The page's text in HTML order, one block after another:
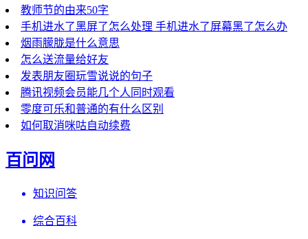
教师节的由来50字
手机进水了黑屏了怎么处理 手机进水了屏幕黑了怎么办
烟雨朦胧是什么意思
怎么送流量给好友
发表朋友圈玩雪说说的句子
腾讯视频会员能几个人同时观看
零度可乐和普通的有什么区别
如何取消咪咕自动续费
百问网
知识问答
综合百科